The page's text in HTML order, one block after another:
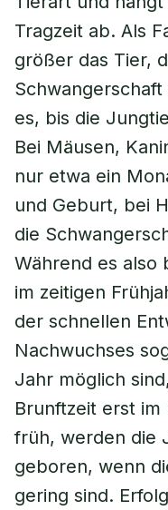
Tragzeit ab. Als
größer das Tier,
es, bis die
Bei Mäusen,
nur etwa ein
und Geburt, bei
die
Während es also
im zeitigen
der schnellen
Nachwuchses
Jahr möglich
Brunftzeit erst im
früh, werden die
geboren, wenn
gering sind.